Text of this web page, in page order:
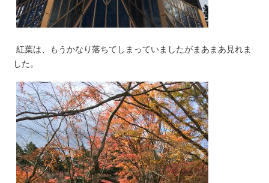
紅葉は、もうかなり落ちてしまっていましたがまあまあ見れま
した。